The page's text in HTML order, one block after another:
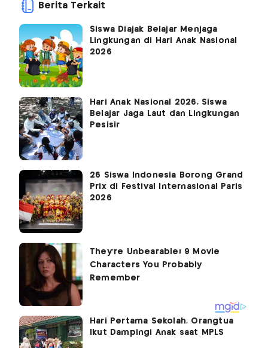
Berita Terkait
Siswa Diajak Belajar Menjaga
Lingkungan di Hari Anak Nasional
2026
Hari Anak Nasional 2026, Siswa
Belajar Jaga Laut dan Lingkungan
Pesisir
26 Siswa Indonesia Borong Grand
Prix di Festival Internasional Paris
2026
Hari Pertama Sekolah, Orangtua
Ikut Dampingi Anak saat MPLS